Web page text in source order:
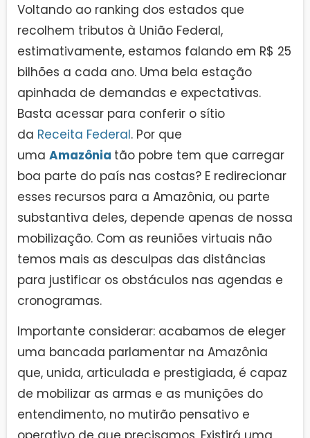
Voltando ao ranking dos estados que
recolhem tributos à União Federal,
estimativamente, estamos falando em R$ 25
bilhões a cada ano. Uma bela estação
apinhada de demandas e expectativas.
Basta acessar para conferir o sítio
da Receita Federal. Por que
uma Amazônia tão pobre tem que carregar
boa parte do país nas costas? E redirecionar
esses recursos para a Amazônia, ou parte
substantiva deles, depende apenas de nossa
mobilização. Com as reuniões virtuais não
temos mais as desculpas das distâncias
para justificar os obstáculos nas agendas e
cronogramas.
Importante considerar: acabamos de eleger
uma bancada parlamentar na Amazônia
que, unida, articulada e prestigiada, é capaz
de mobilizar as armas e as munições do
entendimento, no mutirão pensativo e